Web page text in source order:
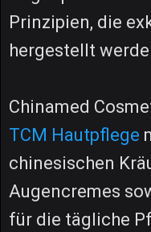
Prinzipien, die
hergestellt
Chinamed
TCM Hautpflege
chinesischen
Augencremes
für die tägliche